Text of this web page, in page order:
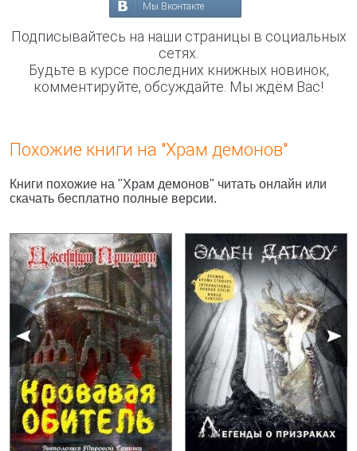
Мы Вконтакте
Подписывайтесь на наши страницы в социальных
сетях.
Будьте в курсе последних книжных новинок,
комментируйте, обсуждайте. Мы ждём Вас!
Похожие книги на "Храм демонов"
Книги похожие на "Храм демонов" читать онлайн или
скачать бесплатно полные версии.